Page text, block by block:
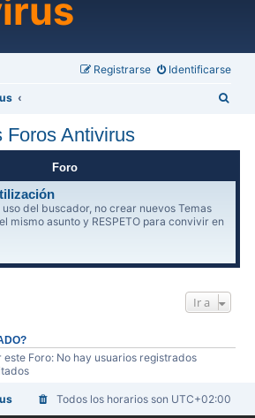
Identificarse
Registrarse
Foros Antivirus
Foro
del buscador, no crear nuevos Temas
mismo asunto y RESPETO para convivir en
Ir a
Foro: No hay usuarios registrados
Todos los horarios son UTC+02:00